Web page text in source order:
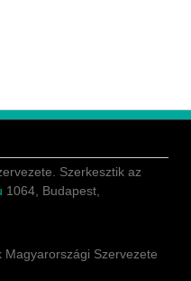
Szerkesztik az
1064, Budapest,
Szervezete